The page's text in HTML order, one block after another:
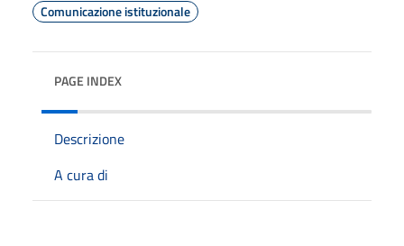
Comunicazione istituzionale
PAGE INDEX
Descrizione
A cura di